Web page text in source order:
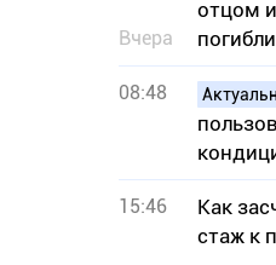
Вчера
отцом
АЗС
08:48
жары,
света
15:46
Как
стаж к